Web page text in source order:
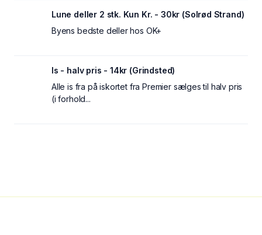
Lune deller 2 stk. Kun Kr. - 30kr (Solrød Strand)
Byens bedste deller hos OK+
Is - halv pris - 14kr (Grindsted)
Alle is fra på iskortet fra Premier sælges til halv pris
(i forhold...